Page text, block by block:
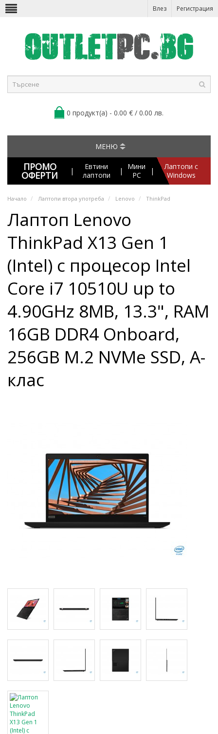
Влез Регистрация
0 продукт(а) - 0.00 € / 0.00 лв.
МЕНЮ
ПРОМО
ОФЕРТИ |
Евтини
лаптопи
|
Мини
PC
|
Лаптопи с
Windows
Начало Лаптопи втора употреба Lenovo ThinkPad
Лаптоп Lenovo
ThinkPad X13 Gen 1
(Intel) с процесор Intel
Core i7 10510U up to
4.90GHz 8MB, 13.3", RAM
16GB DDR4 Onboard,
256GB M.2 NVMe SSD, A-
клас